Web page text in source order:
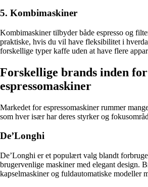
5. Kombimaskiner
Kombimaskiner tilbyder både espresso og
praktiske, hvis du vil have fleksibilitet i
forskellige typer kaffe uden at have flere
Forskellige brands inden for
espressomaskiner
Markedet for espressomaskiner rummer
som hver især har deres styrker og
De’Longhi
De’Longhi er et populært valg blandt
brugervenlige maskiner med elegant design.
kapselmaskiner og fuldautomatiske modeller